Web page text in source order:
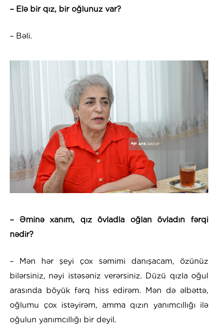
– Elə bir qız, bir oğlunuz var?
– Bəli.
– Əminə xanım, qız övladla oğlan övladın fərqi
nədir?
– Mən hər şeyi çox səmimi danışacam, özünüz
bilərsiniz, nəyi istəsəniz verərsiniz. Düzü qızla oğul
arasında böyük fərq hiss edirəm. Mən də əlbəttə,
oğlumu çox istəyirəm, amma qızın yanımcıllığı ilə
oğulun yanımcıllığı bir deyil.